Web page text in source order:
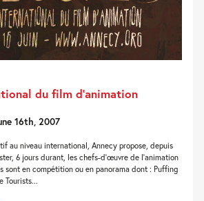
du film d’animation
16th, 2007
au niveau international, Annecy propose, depuis
6 jours durant, les chefs-d’œuvre de l’animation
sont en compétition ou en panorama dont : Puffing
Tourists...